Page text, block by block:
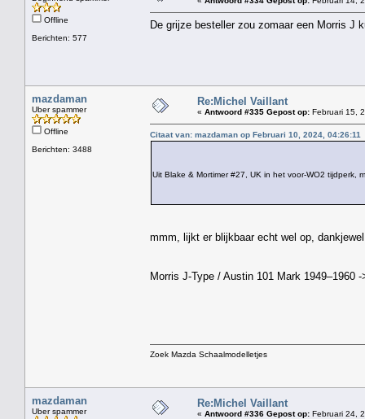
Offline
Berichten: 577
De grijze besteller zou zomaar een Morris J
mazdaman
Uber spammer
Offline
Berichten: 3488
Re:Michel Vaillant
« Antwoord #335 Gepost op: Februari 15,
Citaat van: mazdaman op Februari 10, 2024, 04:26:11
Uit Blake & Mortimer #27, UK in het voor-WO2 tijdperk,
mmm, lijkt er blijkbaar echt wel op,
Morris J-Type / Austin 101 Mark 1949–1960
Zoek Mazda Schaalmodelletjes
mazdaman
Uber spammer
Re:Michel Vaillant
« Antwoord #336 Gepost op: Februari 24,